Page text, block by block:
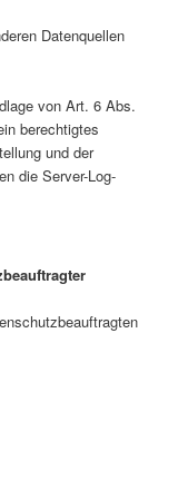
Datenquellen
von Art. 6 Abs.
berechtigtes
und der
die Server-Log-